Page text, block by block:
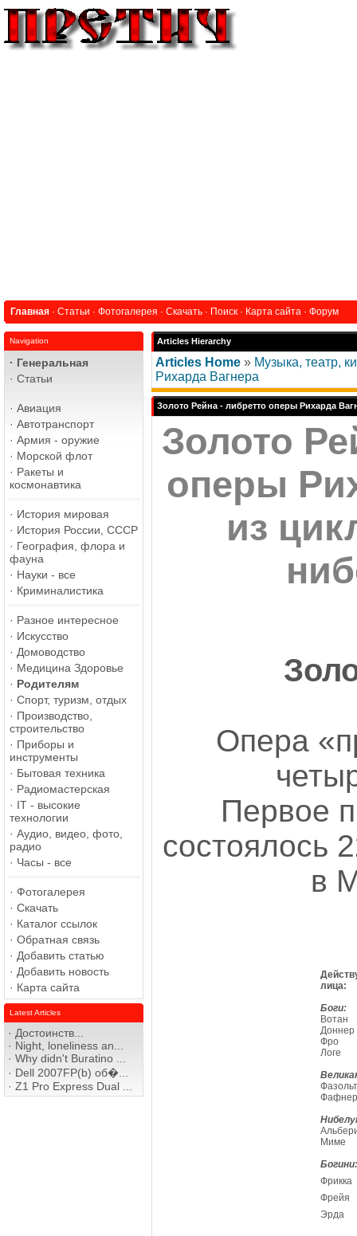
Главная · Статьи · Фотогалерея · Скачать · Поиск · Карта сайта · Форум
Navigation
· Генеральная
· Статьи
· Авиация
· Автотранспорт
· Армия - оружие
· Морской флот
· Ракеты и
космонавтика
· История мировая
· История России, СССР
· География, флора и
фауна
· Науки - все
· Криминалистика
· Разное интересное
· Искусство
· Домоводство
· Медицина Здоровье
· Родителям
· Спорт, туризм, отдых
· Производство,
строительство
· Приборы и
инструменты
· Бытовая техника
· Радиомастерская
· IT - высокие
технологии
· Аудио, видео, фото,
радио
· Часы - все
· Фотогалерея
· Скачать
· Каталог ссылок
· Обратная связь
· Добавить статью
· Добавить новость
· Карта сайта
Latest Articles
· Достоинств...
· Night, loneliness an...
· Why didn't Buratino ...
· Dell 2007FP(b) об�...
· Z1 Pro Express Dual ...
Articles Hierarchy
Articles Home » Музыка, театр,
Рихарда Вагнера
Золото Рейна - либретто оперы Рихарда
Золото
оперы
из
Опера
Первое
состоялось
в
лица:
Боги:
Вотан
Доннер
Фро
Логе
Фазольт
Фафнер
Миме
Богини:
Фрикка
Фрейя
Эрда